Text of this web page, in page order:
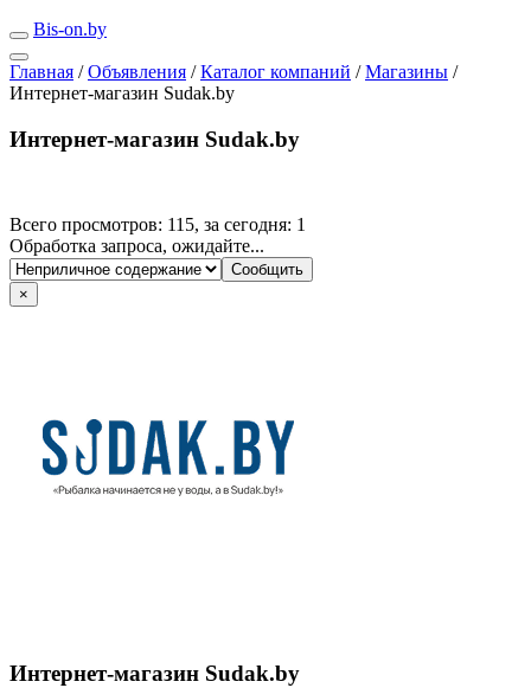
Bis-on.by
Главная / Объявления / Каталог компаний / Магазины /
Интернет-магазин Sudak.by
Интернет-магазин Sudak.by
Всего просмотров: 115, за сегодня: 1
Обработка запроса, ожидайте...
×
Интернет-магазин Sudak.by